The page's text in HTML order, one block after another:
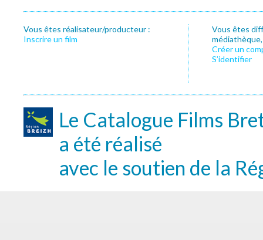
Vous êtes réalisateur/producteur :
Inscrire un film
Vous êtes
Créer un
S’identifier
Le Catalogue Films
a été réalisé
avec le soutien de la